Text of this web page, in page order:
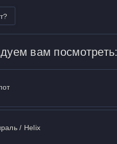
вам посмотреть:
/ Helix